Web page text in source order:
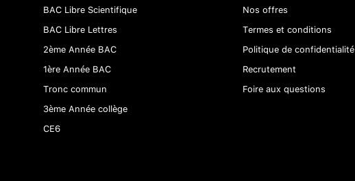
BAC Libre Scientifique
BAC Libre Lettres
2ème Année BAC
1ère Année BAC
Tronc commun
3ème Année collège
CE6
Nos offres
Termes et conditions
Politique de confidentialité
Recrutement
Foire aux questions